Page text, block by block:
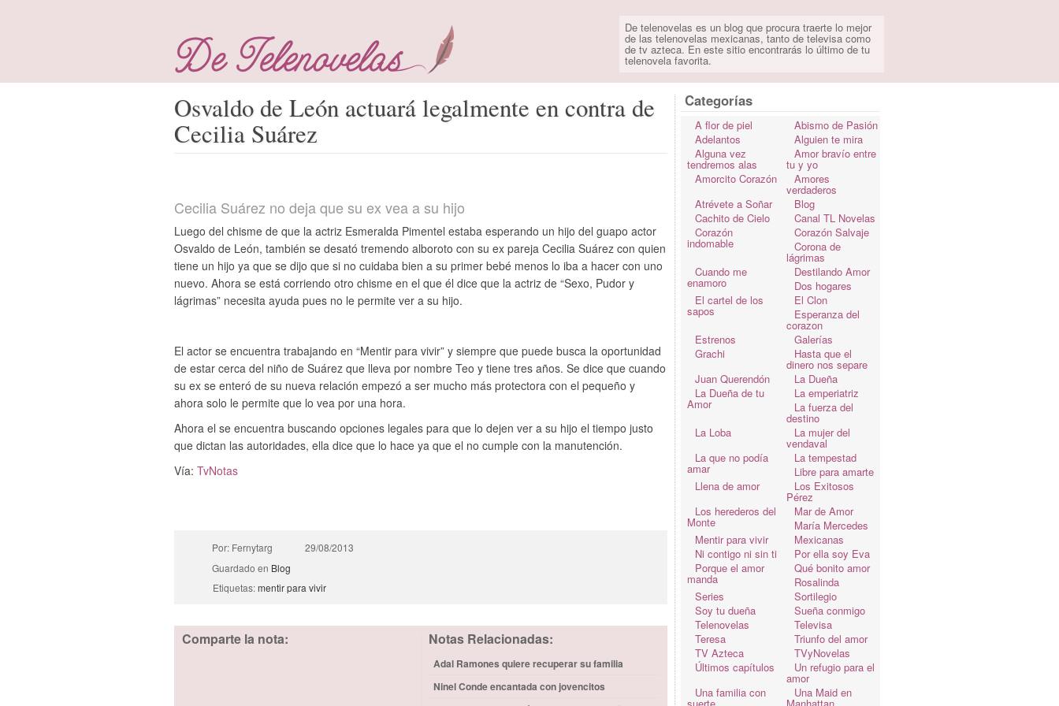
De telenovelas es un blog que procura traerte lo mejor
de las telenovelas mexicanas, tanto de televisa como
de tv azteca. En este sitio encontrarás lo último de tu
telenovela favorita.
Osvaldo de León actuará legalmente en contra de
Cecilia Suárez
Cecilia Suárez no deja que su ex vea a su hijo
Luego del chisme de que la actriz Esmeralda Pimentel estaba esperando un hijo del guapo actor
Osvaldo de León, también se desató tremendo alboroto con su ex pareja Cecilia Suárez con quien
tiene un hijo ya que se dijo que si no cuidaba bien a su primer bebé menos lo iba a hacer con uno
nuevo. Ahora se está corriendo otro chisme en el que él dice que la actriz de “Sexo, Pudor y
lágrimas” necesita ayuda pues no le permite ver a su hijo.
El actor se encuentra trabajando en “Mentir para vivir” y siempre que puede busca la oportunidad
de estar cerca del niño de Suárez que lleva por nombre Teo y tiene tres años. Se dice que cuando
su ex se enteró de su nueva relación empezó a ser mucho más protectora con el pequeño y
ahora solo le permite que lo vea por una hora.
Ahora el se encuentra buscando opciones legales para que lo dejen ver a su hijo el tiempo justo
que dictan las autoridades, ella dice que lo hace ya que el no cumple con la manutención.
Vía:TvNotas
Por: Fernytarg
29/08/2013
Guardado en Blog
Etiquetas:mentir para vivir
Comparte la nota: Notas Relacionadas:
Adal Ramones quiere recuperar su familia
Ninel Conde encantada con jovencitos
Categorías
A flor de piel
Abismo de Pasión
Adelantos
Alguien te mira
Alguna vez
tendremos alas
Amor bravío entre
tu y yo
Amorcito Corazón
Amores
verdaderos
Atrévete a Soñar
Blog
Cachito de Cielo
Canal TL Novelas
Corazón
indomable
Corazón Salvaje
Corona de
lágrimas
Cuando me
enamoro
Destilando Amor
Dos hogares
El cartel de los
sapos
El Clon
Esperanza del
corazon
Estrenos
Galerías
Grachi
Hasta que el
dinero nos separe
Juan Querendón
La Dueña
La Dueña de tu
Amor
La emperiatriz
La fuerza del
destino
La Loba
La mujer del
vendaval
La que no podía
amar
La tempestad
Libre para amarte
Llena de amor
Los Exitosos
Pérez
Los herederos del
Monte
Mar de Amor
María Mercedes
Mentir para vivir
Mexicanas
Ni contigo ni sin ti
Por ella soy Eva
Porque el amor
manda
Qué bonito amor
Rosalinda
Series
Sortilegio
Soy tu dueña
Sueña conmigo
Telenovelas
Televisa
Teresa
Triunfo del amor
TV Azteca
TVyNovelas
Últimos capítulos
Un refugio para el
amor
Una familia con
Una Maid en